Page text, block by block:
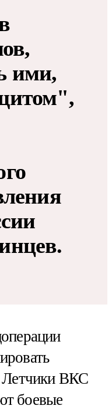
ими,
Летчики ВКС
боевые